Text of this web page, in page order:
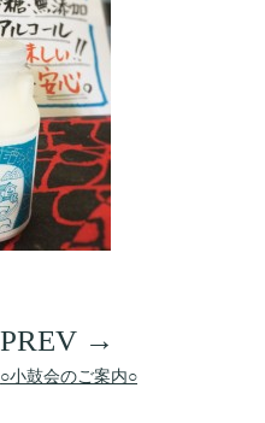
○小鼓会のご案内○